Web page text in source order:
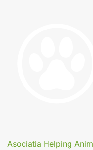
Asociatia Helping